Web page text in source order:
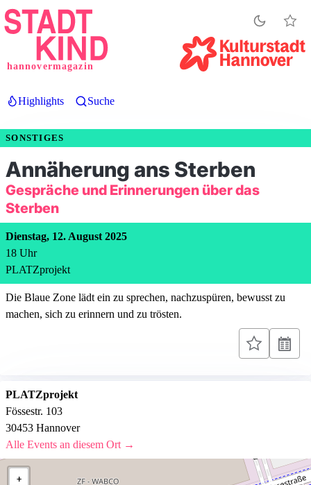
Direkt
zum
hannovermagazin
Highlights Suche
SONSTIGES
Annäherung ans Sterben
Gespräche und Erinnerungen über das
Sterben
Dienstag, 12. August 2025
18 Uhr
PLATZprojekt
Die Blaue Zone lädt ein zu sprechen, nachzuspüren, bewusst zu
machen, sich zu erinnern und zu trösten.
PLATZprojekt
Fössestr. 103
30453 Hannover
Alle Events an diesem Ort →
+